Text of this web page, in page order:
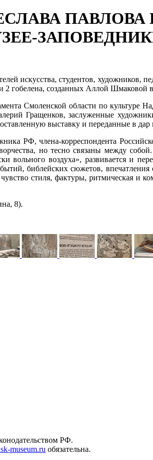
искусства, студентов, художников,
гобелена, созданных Аллой Шмаковой в
Смоленской области по культуре
Гращенков, заслуженные
выставку и переданные в дар
РФ, члена-корреспондента
но тесно связаны между
воздуха», развивается и
библейских сюжетов, впечатления
стиля, фактуры, ритмическая и
8).
РФ.
museum.ru обязательна.